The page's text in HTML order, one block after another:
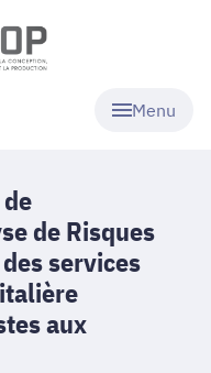
Menu
de Risques
services
aux